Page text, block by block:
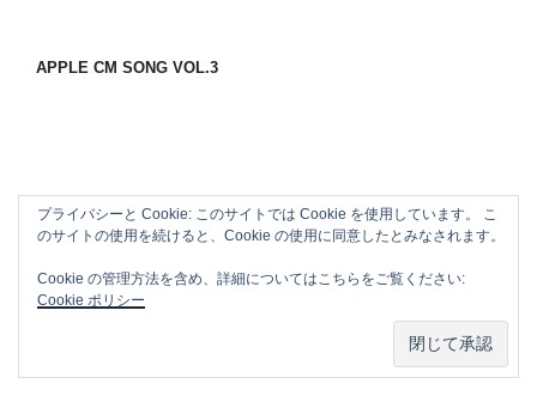
APPLE CM SONG VOL.3
プライバシーと Cookie: このサイトでは Cookie を使用しています。 こ
のサイトの使用を続けると、Cookie の使用に同意したとみなされます。
Cookie の管理方法を含め、詳細についてはこちらをご覧ください:
Cookie ポリシー